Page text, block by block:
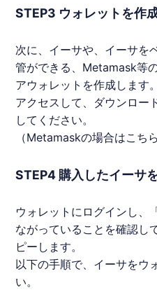
STEP3 ウォレットを作
次に、イーサや、イーサを
管ができる、Metamask等
アウォレットを作成します
アクセスして、ダウンロー
してください。
（Metamaskの場合はこち
STEP4 購入したイーサ
ウォレットにログインし、
ながっていることを確認し
ピーします。
以下の手順で、イーサをウ
い。